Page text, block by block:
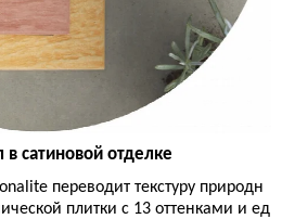
сатиновой отделке
переводит текстуру природн
плитки с 13 оттенками и ед